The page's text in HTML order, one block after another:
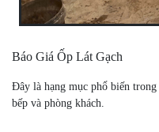
Báo Giá Ốp Lát Gạch
Đây là hạng mục phổ biến trong
bếp và phòng khách.